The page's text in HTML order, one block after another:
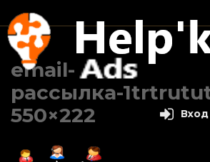
Перейти
содержимому
email-
рассылка-
550×222
Вход